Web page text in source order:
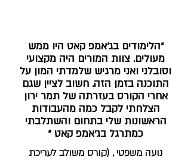
“הלימודים בג׳אמפ קאט היו ממש
מעולים. צוות המורים היה מקצועי
וסובלני ואני מרגיש שלמדתי המון על
התוכנה בזמן הזה. חשוב לציין שגם
אחרי הקורס בעזרתה של תמר ירון
הצלחתי לקבל כמה מהעבודות
הראשונות שלי בתחום והשתלבתי
כמתרגל בג’אמפ קאט "
נועה משפטי , (קורס משולב לעריכת